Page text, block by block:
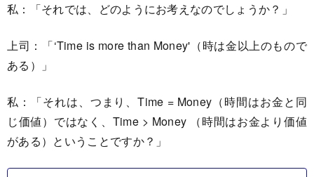
私：「それでは、どのようにお考えなのでしょうか？」
上司：「‘Time is more than Money'（時は金以上のもので
ある）」
私：「それは、つまり、Time = Money（時間はお金と同
じ価値）ではなく、Time > Money （時間はお金より価値
がある）ということですか？」